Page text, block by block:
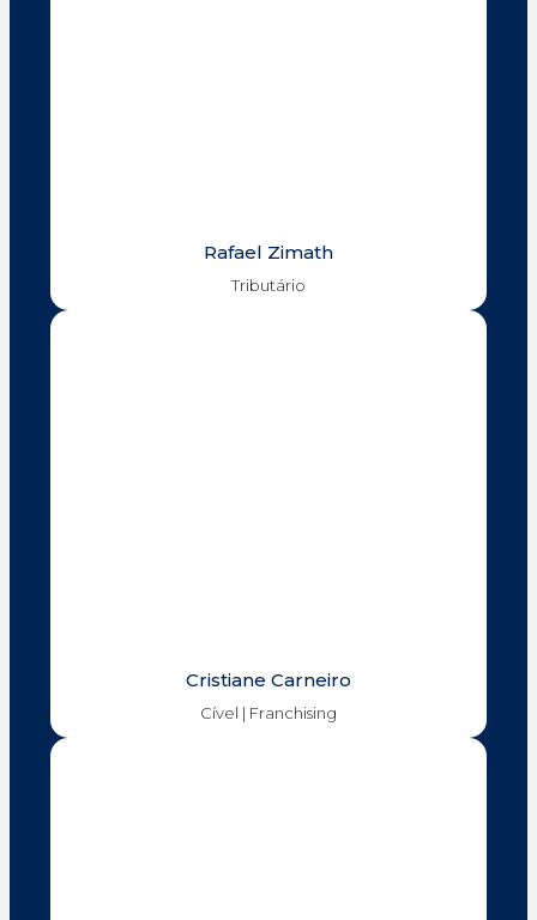
Rafael Zimath
Tributário
Cristiane Carneiro
Cível | Franchising